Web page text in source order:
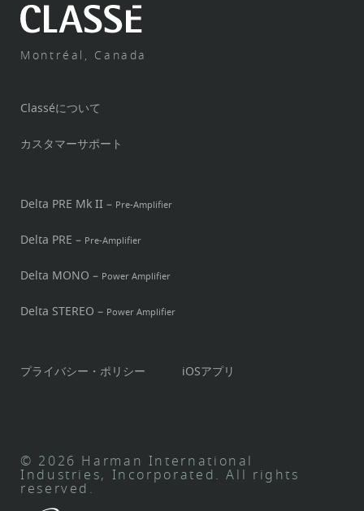
Montréal, Canada
Classéについて
カスタマーサポート
Delta PRE Mk II – Pre-Amplifier
Delta PRE – Pre-Amplifier
Delta MONO – Power Amplifier
Delta STEREO – Power Amplifier
プライバシー・ポリシー iOSアプリ
© 2026 Harman International
Industries, Incorporated. All rights
reserved.